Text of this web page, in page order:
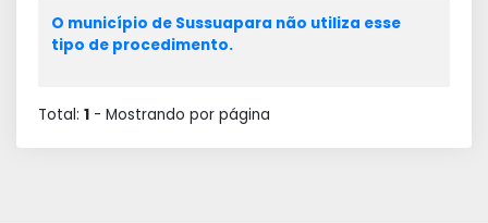
O município de Sussuapara não utiliza esse
tipo de procedimento.
Total: 1 - Mostrando por página